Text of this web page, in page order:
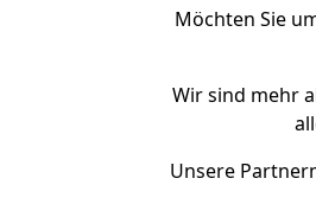
Möchten Sie
Wir sind mehr
Unsere